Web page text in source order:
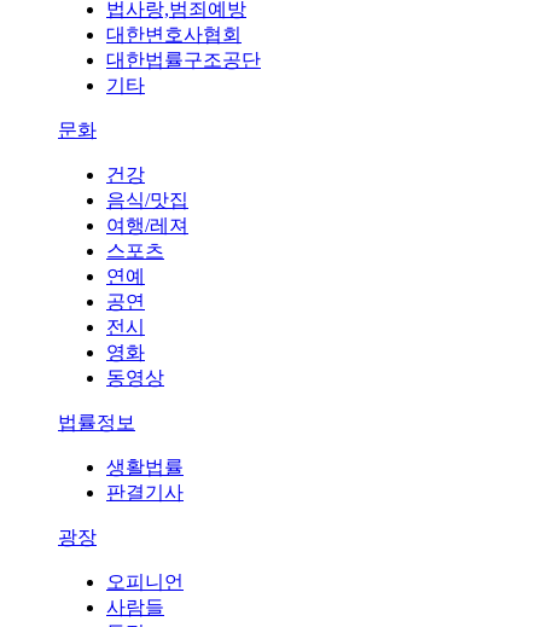
법사랑,범죄예방
대한변호사협회
대한법률구조공단
기타
문화
건강
음식/맛집
여행/레져
스포츠
연예
공연
전시
영화
동영상
법률정보
생활법률
판결기사
광장
오피니언
사람들